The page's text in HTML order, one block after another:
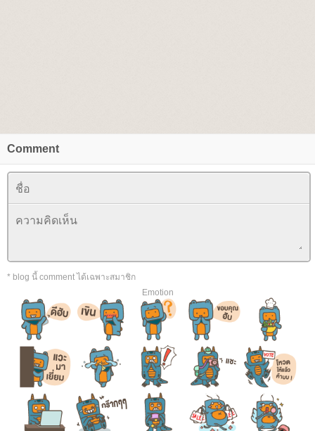
Comment
* blog นี้ comment ได้เฉพาะสมาชิก
Emotion